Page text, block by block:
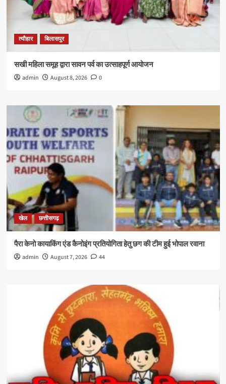
त्यौहार बिलासपुर
सखी महिला समूह द्वारा सावन पर्व का उत्साहपूर्ण आयोजन
admin August 8, 2026 0
खेल छत्तीसगढ़
पैरा केनो कायाकिंग एंड कैनोइंग प्रतियोगिता हेतु छग की टीम हुई भोपाल रवाना
admin August 7, 2026 44